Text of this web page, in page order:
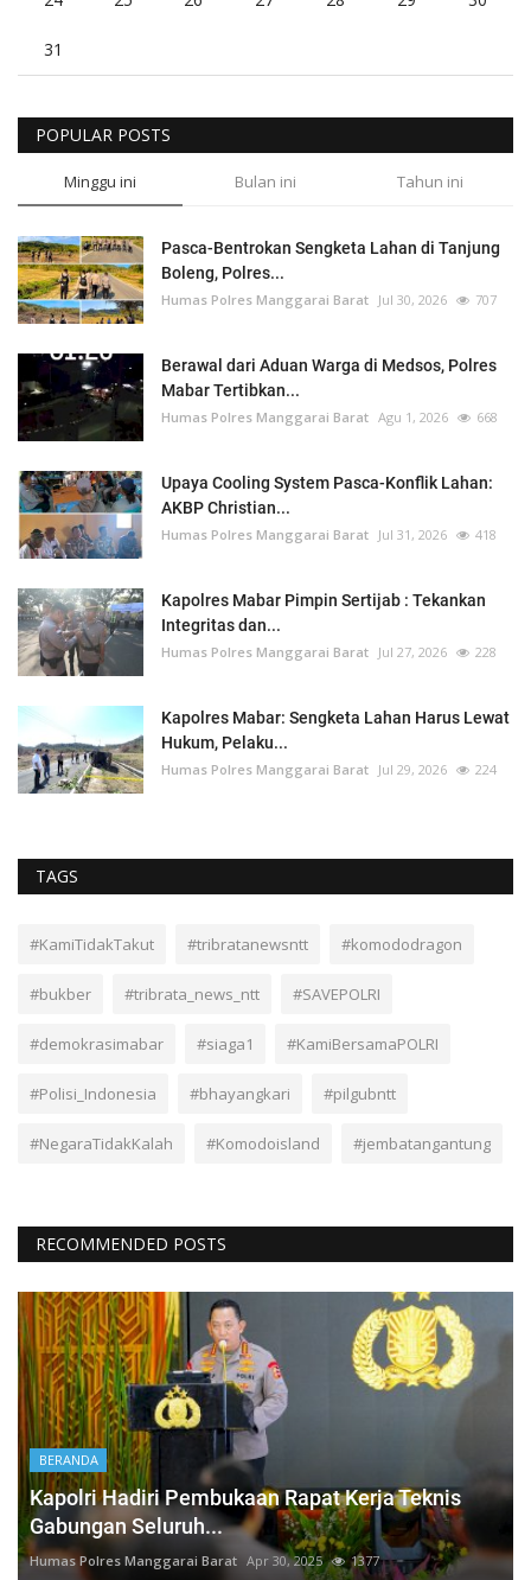
31
POPULAR POSTS
Minggu ini Bulan ini Tahun ini
Pasca-Bentrokan Sengketa Lahan di Tanjung
Boleng, Polres...
Humas Polres Manggarai Barat Jul 30, 2026 707
Berawal dari Aduan Warga di Medsos, Polres
Mabar Tertibkan...
Humas Polres Manggarai Barat Agu 1, 2026 668
Upaya Cooling System Pasca-Konflik Lahan:
AKBP Christian...
Humas Polres Manggarai Barat Jul 31, 2026 418
Kapolres Mabar Pimpin Sertijab : Tekankan
Integritas dan...
Humas Polres Manggarai Barat Jul 27, 2026 228
Kapolres Mabar: Sengketa Lahan Harus Lewat
Hukum, Pelaku...
Humas Polres Manggarai Barat Jul 29, 2026 224
TAGS
#KamiTidakTakut #tribratanewsntt #komododragon
#bukber #tribrata_news_ntt #SAVEPOLRI
#demokrasimabar #siaga1 #KamiBersamaPOLRI
#Polisi_Indonesia #bhayangkari #pilgubntt
#NegaraTidakKalah #Komodoisland #jembatangantung
RECOMMENDED POSTS
BERANDA
Kapolri Hadiri Pembukaan Rapat Kerja Teknis
Gabungan Seluruh...
Humas Polres Manggarai Barat Apr 30, 2025 1377